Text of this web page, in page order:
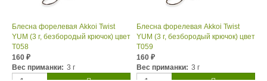
Блесна форелевая Akkoi Twist
YUM (3 г, безбородый крючок) цвет
T058
160 ₽
Вес приманки: 3 г
Блесна форелевая Akkoi Twist
YUM (3 г, безбородый крючок) цвет
T059
160 ₽
Вес приманки: 3 г